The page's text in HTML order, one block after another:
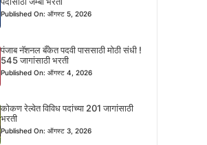
Published On: ऑगस्ट 5, 2026
पंजाब नॅशनल बँकेत पदवी पाससाठी मोठी संधी !
545 जागांसाठी भरती
Published On: ऑगस्ट 4, 2026
कोकण रेल्वेत विविध पदांच्या 201 जागांसाठी
भरती
Published On: ऑगस्ट 3, 2026